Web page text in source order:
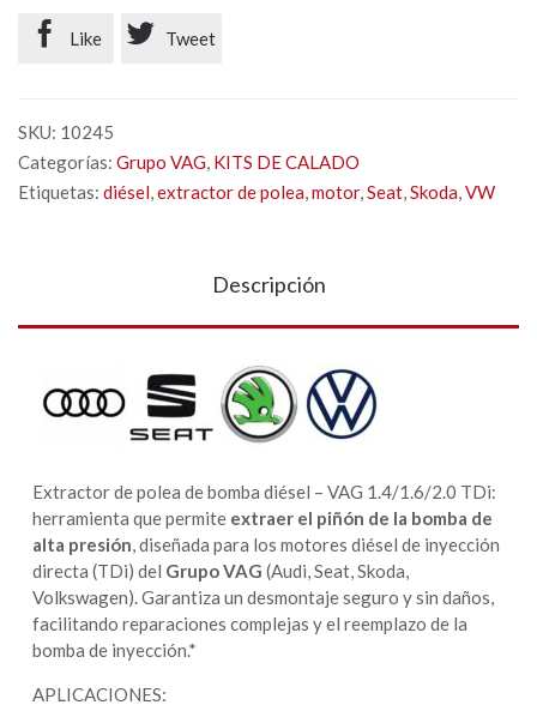
 Like  Tweet
SKU: 10245
Categorías: Grupo VAG, KITS DE CALADO
Etiquetas: diésel,extractor de polea,motor,Seat,Skoda,VW
Descripción
Extractor de polea de bomba diésel – VAG 1.4/1.6/2.0 TDi:
herramienta que permite extraer el piñón de la bomba de
alta presión, diseñada para los motores diésel de inyección
directa (TDi) del Grupo VAG (Audi, Seat, Skoda,
Volkswagen). Garantiza un desmontaje seguro y sin daños,
facilitando reparaciones complejas y el reemplazo de la
bomba de inyección.*
APLICACIONES: